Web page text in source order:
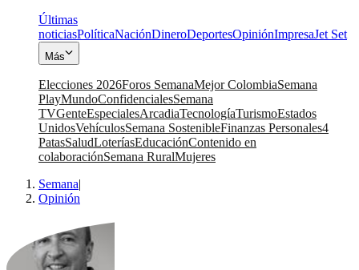
Últimas
noticiasPolíticaNaciónDineroDeportesOpiniónImpresaJet Set
Más
Elecciones 2026Foros SemanaMejor ColombiaSemana
PlayMundoConfidencialesSemana
TVGenteEspecialesArcadiaTecnologíaTurismoEstados
UnidosVehículosSemana SostenibleFinanzas Personales4
PatasSaludLoteríasEducaciónContenido en
colaboraciónSemana RuralMujeres
Semana|
Opinión